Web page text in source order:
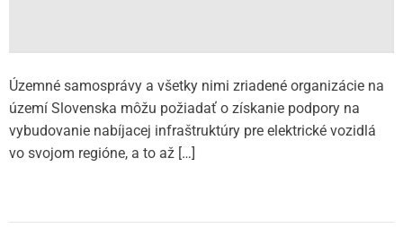
Územné samosprávy a všetky nimi zriadené organizácie na
území Slovenska môžu požiadať o získanie podpory na
vybudovanie nabíjacej infraštruktúry pre elektrické vozidlá
vo svojom regióne, a to až […]